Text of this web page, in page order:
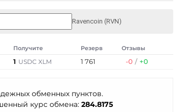
Ravencoin (RVN)
Получите Резерв Отзывы
1 USDC XLM 1 761 -0 / +0
обменных пунктов.
курс обмена: 284.8175